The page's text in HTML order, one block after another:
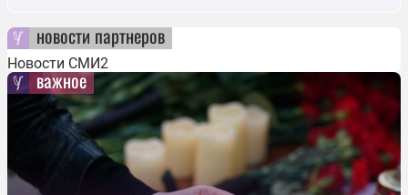
новости партнеров
Новости СМИ2
важное